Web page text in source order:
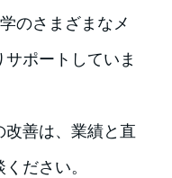
のさまざまなメ
ポートしていま
善は、業績と直
ださい。